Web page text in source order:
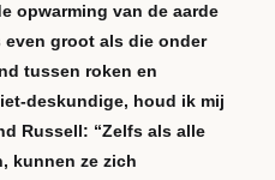
opwarming van de aarde
even groot als die onder
tussen roken en
deskundige, houd ik mij
Russell: “Zelfs als alle
kunnen ze zich